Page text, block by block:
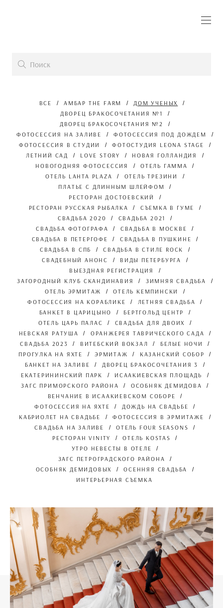
ВСЕ АМБАР THE FARM
ДОМ УЧЕНЫХ
ДВОРЕЦ БРАКОСОЧЕТАНИЯ №1
ДВОРЕЦ БРАКОСОЧЕТАНИЯ №2
ФОТОСЕССИЯ НА ЗАЛИВЕ
ФОТОСЕССИЯ ПОД ДОЖДЕМ
ФОТОСЕССИЯ В СТУДИИ
ФОТОСТУДИЯ LEONA STAGE
ЛЕТНИЙ САД
LOVE STORY
НОВАЯ ГОЛЛАНДИЯ
НОВОГОДНЯЯ ФОТОСЕССИЯ
ОТЕЛЬ ГАММА
ОТЕЛЬ LAHTA PLAZA
ОТЕЛЬ ТРЕЗИНИ
ПЛАТЬЕ С ДЛИННЫМ ШЛЕЙФОМ
РЕСТОРАН ДОСТОЕВСКИЙ
РЕСТОРАН РУССКАЯ РЫБАЛКА
СЪЕМКА В ГУМЕ
СВАДЬБА 2020
СВАДЬБА 2021
СВАДЬБА ФОТОГРАФА
СВАДЬБА В МОСКВЕ
СВАДЬБА В ПЕТЕРГОФЕ
СВАДЬБА В ПУШКИНЕ
СВАДЬБА В СПБ
СВАДЬБА В СТИЛЕ ROCK
СВАДЕБНЫЙ АНОНС
ВИДЫ ПЕТЕРБУРГА
ВЫЕЗДНАЯ РЕГИСТРАЦИЯ
ЗАГОРОДНЫЙ КЛУБ СКАНДИНАВИЯ
ЗИМНЯЯ СВАДЬБА
ОТЕЛЬ ЭРМИТАЖ
ОТЕЛЬ КЕМПИНСКИ
ФОТОСЕССИЯ НА КОРАБЛИКЕ
ЛЕТНЯЯ СВАДЬБА
БАНКЕТ В ЦАРИЦЫНО
БЕРТГОЛЬД ЦЕНТР
ОТЕЛЬ ЦАРЬ ПАЛАС
СВАДЬБА ДЛЯ ДВОИХ
НЕВСКАЯ РАТУША
ОРАНЖЕРЕЯ ТАВРИЧЕСКОГО САДА
СВАДЬБА 2023
ВИТЕБСКИЙ ВОКЗАЛ
БЕЛЫЕ НОЧИ
ПРОГУЛКА НА ЯХТЕ
ЭРМИТАЖ
КАЗАНСКИЙ СОБОР
БАНКЕТ НА ЗАЛИВЕ
ДВОРЕЦ БРАКОСОЧЕТАНИЯ 3
ЕКАТЕРИНИНСКИЙ ПАРК
ИСААКИЕВСКАЯ ПЛОЩАДЬ
ЗАГС ПРИМОРСКОГО РАЙОНА
ОСОБНЯК ДЕМИДОВА
ВЕНЧАНИЕ В ИСААКИЕВСКОМ СОБОРЕ
ФОТОСЕССИЯ НА ЯХТЕ
ДОЖДЬ НА СВАДЬБЕ
КАБРИОЛЕТ НА СВАДЬБЕ
ФОТОСЕССИЯ В ЭРМИТАЖЕ
СВАДЬБА НА ЗАЛИВЕ
ОТЕЛЬ FOUR SEASONS
РЕСТОРАН VINITY
ОТЕЛЬ KOSTAS
УТРО НЕВЕСТЫ В ОТЕЛЕ
ЗАГС ПЕТРОГРАДСКОГО РАЙОНА
ОСОБНЯК ДЕМИДОВЫХ
ОСЕННЯЯ СВАДЬБА
ИНТЕРЬЕРНАЯ СЪЕМКА